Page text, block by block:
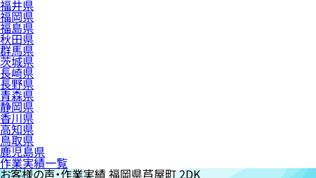
福井県
福岡県
福島県
秋田県
群馬県
茨城県
長崎県
長野県
青森県
静岡県
香川県
高知県
鳥取県
鹿児島県
作業実績一覧
お客様の声・作業実績福岡県芦屋町 2DK